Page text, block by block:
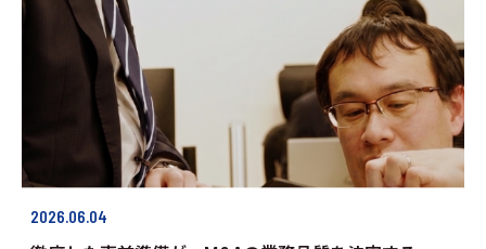
2026.06.04